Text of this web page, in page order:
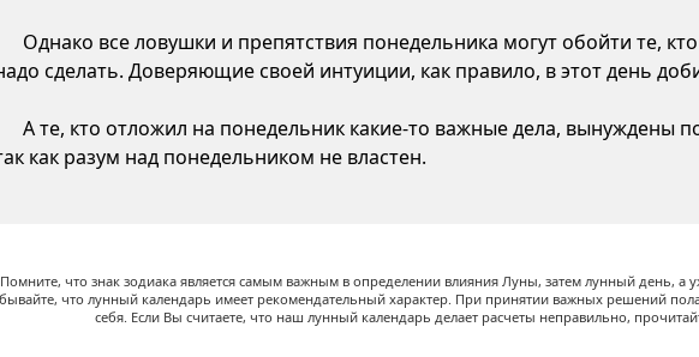
Однако все ловушки и препятствия понедельника могут обойти те,
сделать. Доверяющие своей интуиции, как правило, в этот день
А те, кто отложил на понедельник какие-то важные дела, вынуждены
как разум над понедельником не властен.
Помните, что знак зодиака является самым важным в определении влияния Луны, затем лунный день, а
что лунный календарь имеет рекомендательный характер. При принятии важных решений
себя. Если Вы считаете, что наш лунный календарь делает расчеты неправильно,